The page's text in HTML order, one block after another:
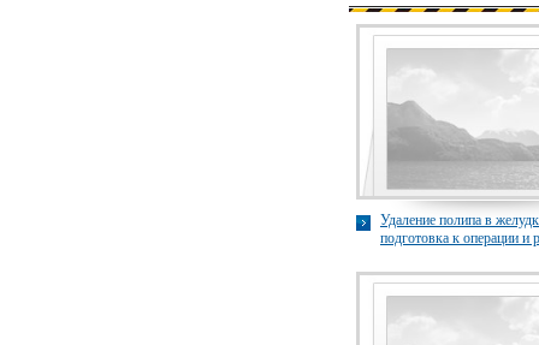
Удаление полипа в
подготовка к операции и